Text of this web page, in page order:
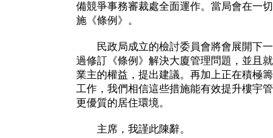
備競爭事務審裁處全面運作。當局會在一
施《條例》。
民政局成立的檢討委員會將會展開下一
過修訂《條例》解決大廈管理問題，並且
業主的權益，提出建議。再加上正在積極
工作，我們相信這些措施能有效提升樓宇
更優質的居住環境。
主席，我謹此陳辭。